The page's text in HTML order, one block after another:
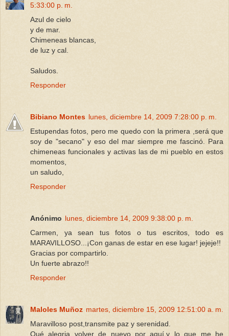
5:33:00 p. m.
Azul de cielo
y de mar.
Chimeneas blancas,
de luz y cal.
Saludos.
Responder
Bibiano Montes lunes, diciembre 14, 2009 7:28:00 p. m.
Estupendas fotos, pero me quedo con la primera ,será que
soy de "secano" y eso del mar siempre me fascinó. Para
chimeneas funcionales y activas las de mi pueblo en estos
momentos,
un saludo,
Responder
Anónimo lunes, diciembre 14, 2009 9:38:00 p. m.
Carmen, ya sean tus fotos o tus escritos, todo es
MARAVILLOSO...¡Con ganas de estar en ese lugar! jejeje!!
Gracias por compartirlo.
Un fuerte abrazo!!
Responder
Maloles Muñoz martes, diciembre 15, 2009 12:51:00 a. m.
Maravilloso post,transmite paz y serenidad.
Qué alegria volver de nuevo por aquí,y lo que me he